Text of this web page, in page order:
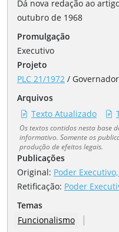
Dá nova redação ao
outubro de 1968
Promulgação
Executivo
Projeto
PLC 21/1972 / Governador
Arquivos
Texto Atualizado
Os textos contidos nesta base
informativo. Somente os
produção de efeitos legais.
Publicações
Original: Poder
Retificação: Poder
Temas
Funcionalismo
|